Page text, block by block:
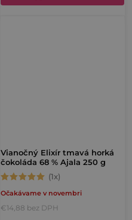
Vianočný Elixír tmavá horká
čokoláda 68 % Ajala 250 g
Priemerné
hodnotenie
produktu
Očakávame v novembri
€14,88 bez DPH